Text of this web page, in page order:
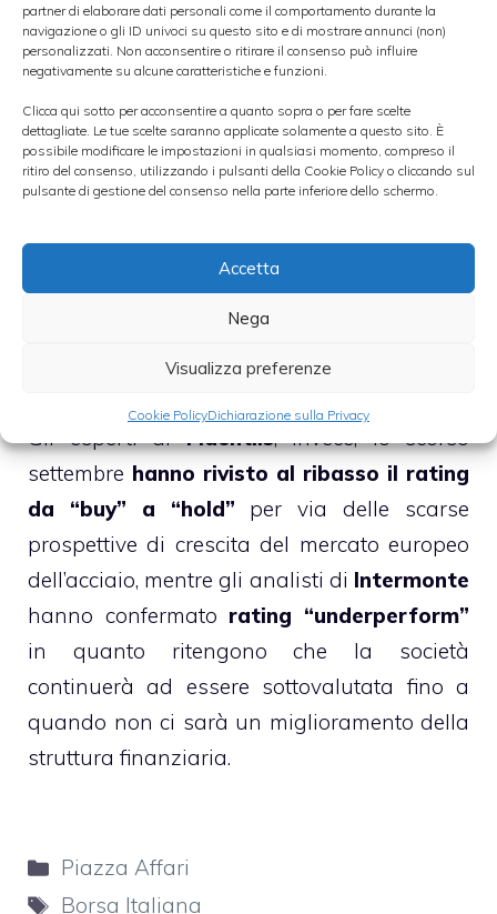
partner di elaborare dati personali come il comportamento durante la
navigazione o gli ID univoci su questo sito e di mostrare annunci (non)
personalizzati. Non acconsentire o ritirare il consenso può influire
negativamente su alcune caratteristiche e funzioni.
Clicca qui sotto per acconsentire a quanto sopra o per fare scelte
dettagliate. Le tue scelte saranno applicate solamente a questo sito. È
possibile modificare le impostazioni in qualsiasi momento, compreso il
ritiro del consenso, utilizzando i pulsanti della Cookie Policy o cliccando sul
pulsante di gestione del consenso nella parte inferiore dello schermo.
Accetta
Nega
Visualizza preferenze
Cookie PolicyDichiarazione sulla Privacy
hanno entrambi sul titolorating
“outperform”. Nel primo caso gli esperti
sottolineano l’elevata capacità di tenuta
degli utili grazie ad un portafoglio ordini
solido e di qualità, nonché le capacità del
management. Nel secondo caso, invece,
che il titolo tratta attualmente con un forte
sconto sia rispetto ai multipli storici che
rispetto ai principali competitor, nonché sulle
prospettive di crescita dei prossimi anni.
Gli esperti diFidentiis, invece, lo scorso
settembre hanno rivisto al ribasso il rating
da “buy” a “hold” per via delle scarse
prospettive di crescita del mercato europeo
dell’acciaio, mentre gli analisti di Intermonte
hanno confermato rating “underperform”
in quanto ritengono che la società
continuerà ad essere sottovalutata fino a
quando non ci sarà un miglioramento della
struttura finanziaria.
Categorie
Piazza Affari
Tag
Borsa Italiana